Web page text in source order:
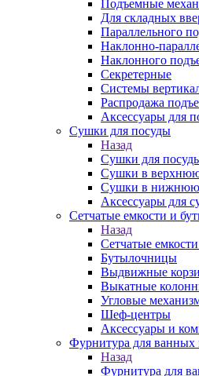
Подъемные
Для складных
Параллельного
Наклонно-
Наклонного
Секретерные
Системы
Распродажа
Аксессуары для
Сушки для посуды
Назад
Сушки для
Сушки в
Сушки в нижнюю
Аксессуары для
Сетчатые емкости и
Назад
Сетчатые
Бутылочницы
Выдвижные
Выкатные
Угловые
Шеф-центры
Аксессуары и
Фурнитура для ванных
Назад
Фурнитура для